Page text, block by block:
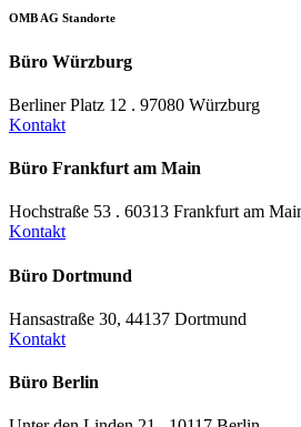
OMB AG Standorte
Büro Würzburg
Berliner Platz 12 . 97080 Würzburg
Kontakt
Büro Frankfurt am Main
Hochstraße 53 . 60313 Frankfurt am
Kontakt
Büro Dortmund
Hansastraße 30, 44137 Dortmund
Kontakt
Büro Berlin